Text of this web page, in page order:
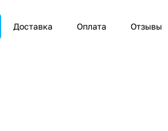
Доставка Оплата Отзывы